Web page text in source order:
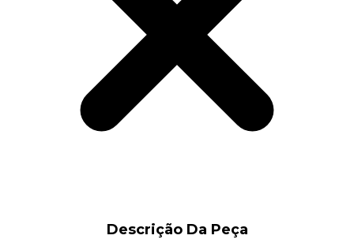
Descrição Da Peça